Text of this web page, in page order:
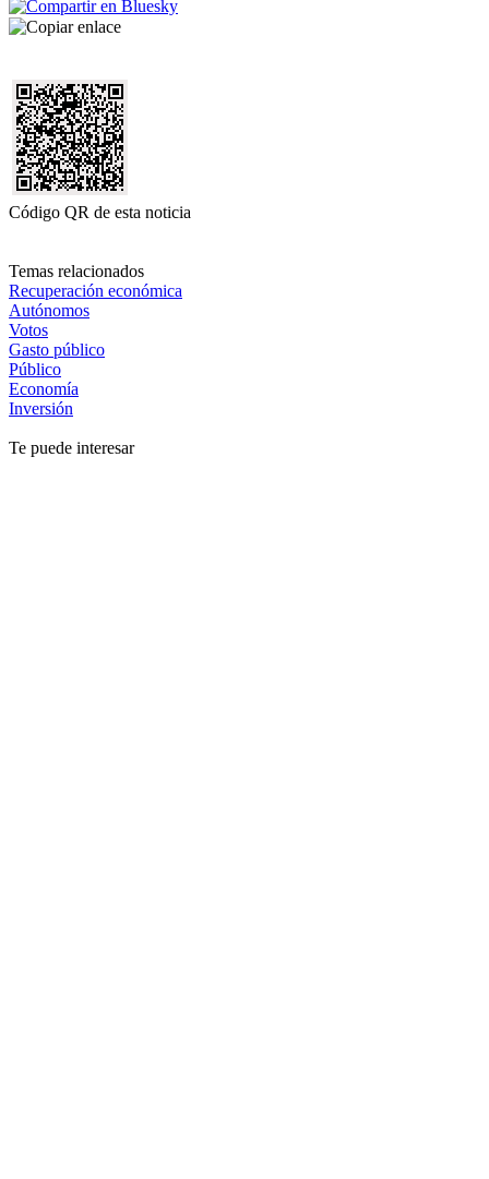
Código QR de esta noticia
Temas relacionados
Recuperación económica
Autónomos
Votos
Gasto público
Público
Economía
Inversión
Te puede interesar